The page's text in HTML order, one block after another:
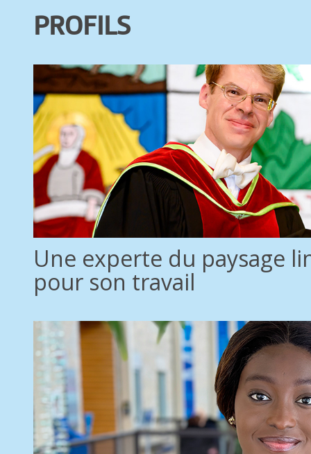
PROFILS
Une experte du paysage
pour son travail